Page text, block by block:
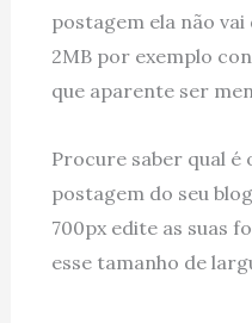
postagem ela não
2MB por exemplo
que aparente ser
Procure saber qual é
postagem do seu
700px edite as suas
esse tamanho de